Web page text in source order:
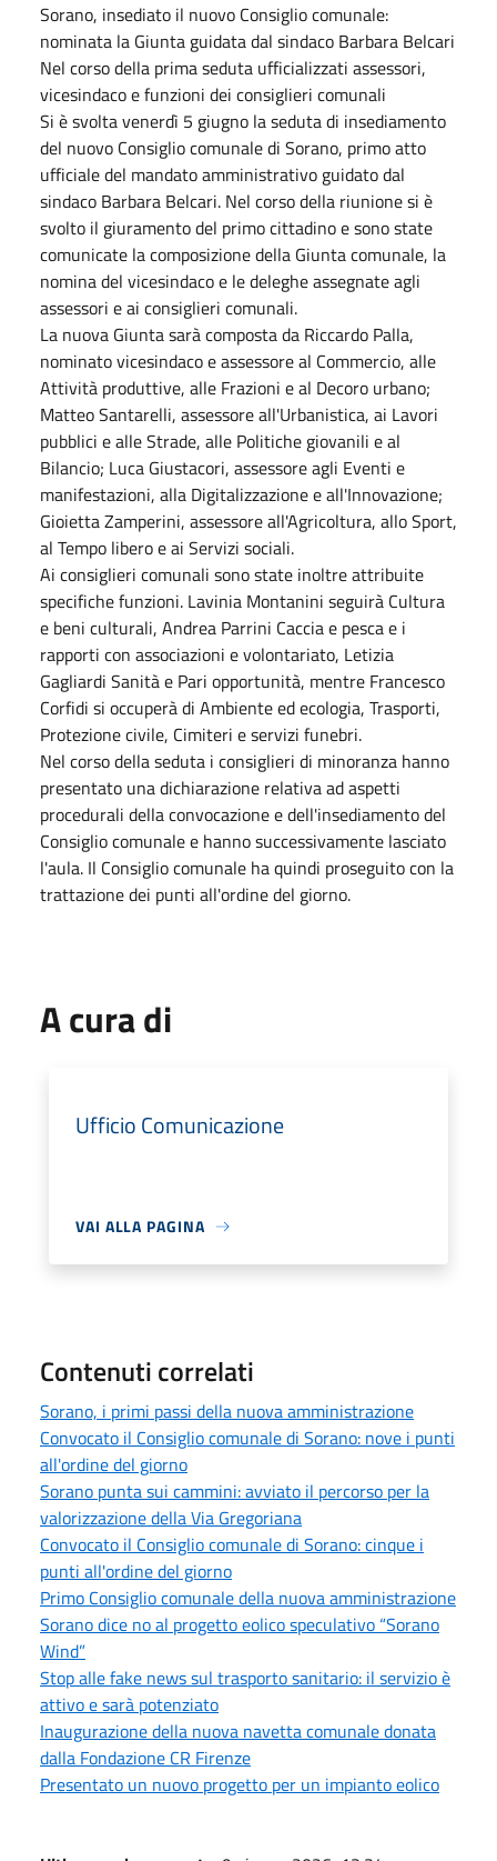
Sorano, insediato il nuovo Consiglio comunale:
nominata la Giunta guidata dal sindaco Barbara Belcari
Nel corso della prima seduta ufficializzati assessori,
vicesindaco e funzioni dei consiglieri comunali
Si è svolta venerdì 5 giugno la seduta di insediamento
del nuovo Consiglio comunale di Sorano, primo atto
ufficiale del mandato amministrativo guidato dal
sindaco Barbara Belcari. Nel corso della riunione si è
svolto il giuramento del primo cittadino e sono state
comunicate la composizione della Giunta comunale, la
nomina del vicesindaco e le deleghe assegnate agli
assessori e ai consiglieri comunali.
La nuova Giunta sarà composta da Riccardo Palla,
nominato vicesindaco e assessore al Commercio, alle
Attività produttive, alle Frazioni e al Decoro urbano;
Matteo Santarelli, assessore all'Urbanistica, ai Lavori
pubblici e alle Strade, alle Politiche giovanili e al
Bilancio; Luca Giustacori, assessore agli Eventi e
manifestazioni, alla Digitalizzazione e all'Innovazione;
Gioietta Zamperini, assessore all'Agricoltura, allo Sport,
al Tempo libero e ai Servizi sociali.
Ai consiglieri comunali sono state inoltre attribuite
specifiche funzioni. Lavinia Montanini seguirà Cultura
e beni culturali, Andrea Parrini Caccia e pesca e i
rapporti con associazioni e volontariato, Letizia
Gagliardi Sanità e Pari opportunità, mentre Francesco
Corfidi si occuperà di Ambiente ed ecologia, Trasporti,
Protezione civile, Cimiteri e servizi funebri.
Nel corso della seduta i consiglieri di minoranza hanno
presentato una dichiarazione relativa ad aspetti
procedurali della convocazione e dell'insediamento del
Consiglio comunale e hanno successivamente lasciato
l'aula. Il Consiglio comunale ha quindi proseguito con la
trattazione dei punti all'ordine del giorno.
A cura di
Ufficio Comunicazione
VAI ALLA PAGINA
Contenuti correlati
Sorano, i primi passi della nuova amministrazione
Convocato il Consiglio comunale di Sorano: nove i punti
all'ordine del giorno
Sorano punta sui cammini: avviato il percorso per la
valorizzazione della Via Gregoriana
Convocato il Consiglio comunale di Sorano: cinque i
punti all'ordine del giorno
Primo Consiglio comunale della nuova amministrazione
Sorano dice no al progetto eolico speculativo “Sorano
Wind”
Stop alle fake news sul trasporto sanitario: il servizio è
attivo e sarà potenziato
Inaugurazione della nuova navetta comunale donata
dalla Fondazione CR Firenze
Presentato un nuovo progetto per un impianto eolico